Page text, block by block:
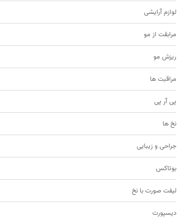
لوازم آرایشی
مرابقت از مو
ریزش مو
مراقبت ها
پی آر پی
نخ ها
جراحی و زیبایی
بوتاکس
لیفت صورت با نخ
دیسپورت